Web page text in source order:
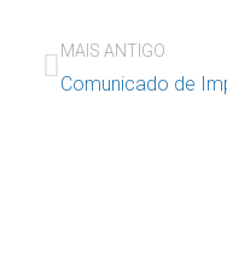
MAIS ANTIGO